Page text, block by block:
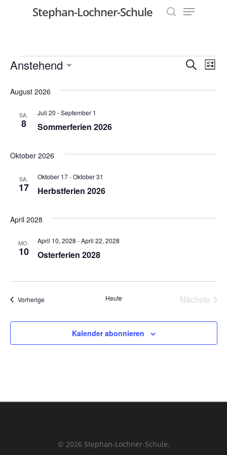
Stephan-Lochner-Schule Menu
Veranstaltungen
SucheListe
Anstehend
wählen.
August 2026
SA.
8 Sommerferien 2026
Juli 20 -September 1
Oktober 2026
SA.
17 Herbstferien 2026
Oktober 17-Oktober 31
April 2028
MO.
10 Osterferien 2028
April 10, 2028 -April 22, 2028
VorherigeVeranstaltungen Heute
Nächste
Kalender abonnieren
© 2026 Stephan-Lochner-Schule.